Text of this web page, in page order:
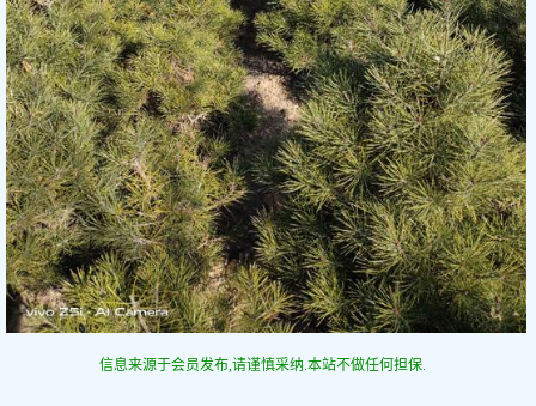
信息来源于会员发布,请谨慎采纳.本站不做任何担保.